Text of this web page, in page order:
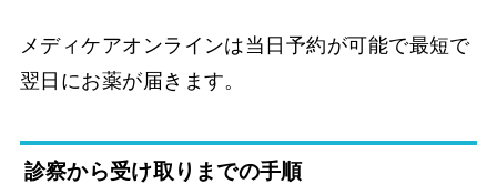
メディケアオンラインは当日予約が可能で最短で
翌日にお薬が届きます。
診察から受け取りまでの手順